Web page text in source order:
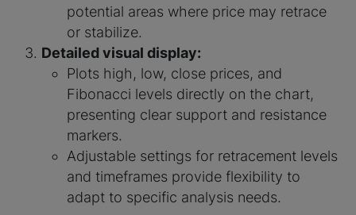
potential areas where price may retrace
or stabilize.
Detailed visual display:
Plots high, low, close prices, and
Fibonacci levels directly on the chart,
presenting clear support and resistance
markers.
Adjustable settings for retracement levels
and timeframes provide flexibility to
adapt to specific analysis needs.